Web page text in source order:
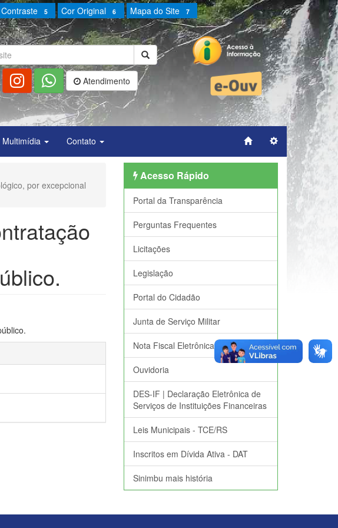
5 Cor Original 6 Mapa do Site 7
Atendimento
Multimídia Contato
por excepcional
Acesso Rápido
Portal da Transparência
Perguntas Frequentes
Licitações
Legislação
Portal do Cidadão
Junta de Serviço Militar
Nota Fiscal Eletrônica
Ouvidoria
DES-IF | Declaração Eletrônica de
Serviços de Instituições Financeiras
Leis Municipais - TCE/RS
Inscritos em Dívida Ativa - DAT
Sinimbu mais história